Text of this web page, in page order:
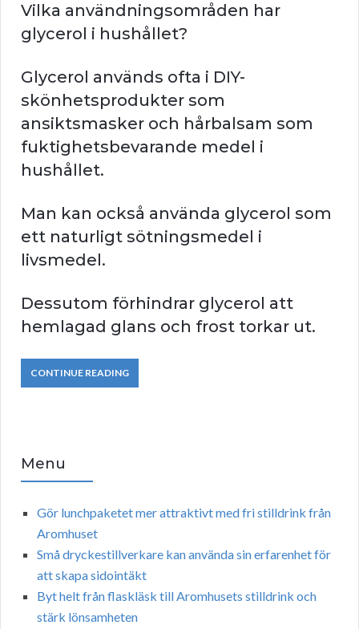
Vilka användningsområden har
glycerol i hushållet?
Glycerol används ofta i DIY-
skönhetsprodukter som
ansiktsmasker och hårbalsam som
fuktighetsbevarande medel i
hushållet.
Man kan också använda glycerol som
ett naturligt sötningsmedel i
livsmedel.
Dessutom förhindrar glycerol att
hemlagad glans och frost torkar ut.
CONTINUE READING
Menu
Gör lunchpaketet mer attraktivt med fri stilldrink från
Aromhuset
Små dryckestillverkare kan använda sin erfarenhet för
att skapa sidointäkt
Byt helt från flaskläsk till Aromhusets stilldrink och
stärk lönsamheten